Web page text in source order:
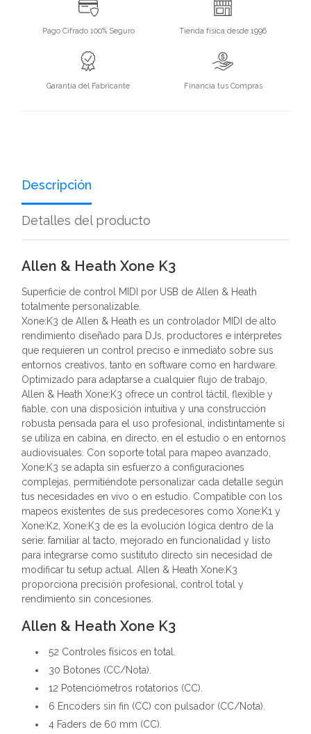
Pago Cifrado 100% Seguro Tienda física desde 1996
Garantía del Fabricante Financia tus Compras
Descripción
Detalles del producto
Allen & Heath Xone K3
Superficie de control MIDI por USB de Allen & Heath
totalmente personalizable.
Xone:K3 de Allen & Heath es un controlador MIDI de alto
rendimiento diseñado para DJs, productores e intérpretes
que requieren un control preciso e inmediato sobre sus
entornos creativos, tanto en software como en hardware.
Optimizado para adaptarse a cualquier flujo de trabajo,
Allen & Heath Xone:K3 ofrece un control táctil, flexible y
fiable, con una disposición intuitiva y una construcción
robusta pensada para el uso profesional, indistintamente si
se utiliza en cabina, en directo, en el estudio o en entornos
audiovisuales. Con soporte total para mapeo avanzado,
Xone:K3 se adapta sin esfuerzo a configuraciones
complejas, permitiéndote personalizar cada detalle según
tus necesidades en vivo o en estudio. Compatible con los
mapeos existentes de sus predecesores como Xone:K1 y
Xone:K2, Xone:K3 de es la evolución lógica dentro de la
serie: familiar al tacto, mejorado en funcionalidad y listo
para integrarse como sustituto directo sin necesidad de
modificar tu setup actual. Allen & Heath Xone:K3
proporciona precisión profesional, control total y
rendimiento sin concesiones.
Allen & Heath Xone K3
52 Controles físicos en total.
30 Botones (CC/Nota).
12 Potenciómetros rotatorios (CC).
6 Encoders sin fin (CC) con pulsador (CC/Nota).
4 Faders de 60 mm (CC).